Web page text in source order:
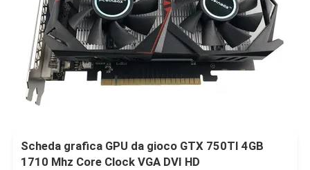
Scheda grafica GPU da gioco GTX 750TI 4GB
1710 Mhz Core Clock VGA DVI HD